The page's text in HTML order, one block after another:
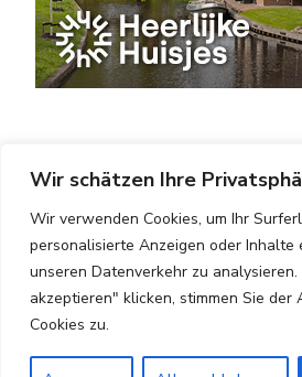
Wir schätzen Ihre
Wir verwenden Cookies, um Ihr
personalisierte Anzeigen oder Inhalte
unseren Datenverkehr zu
akzeptieren" klicken, stimmen Sie der
Cookies zu.
Copyright © 2025 Hotels
Datenschutzerklärung|Blossom
von Blossom Themes .